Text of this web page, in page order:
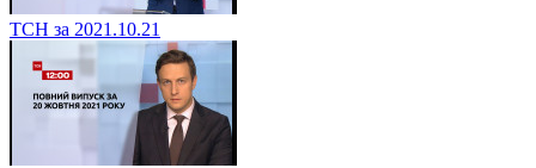
ТСН за 2021.10.21